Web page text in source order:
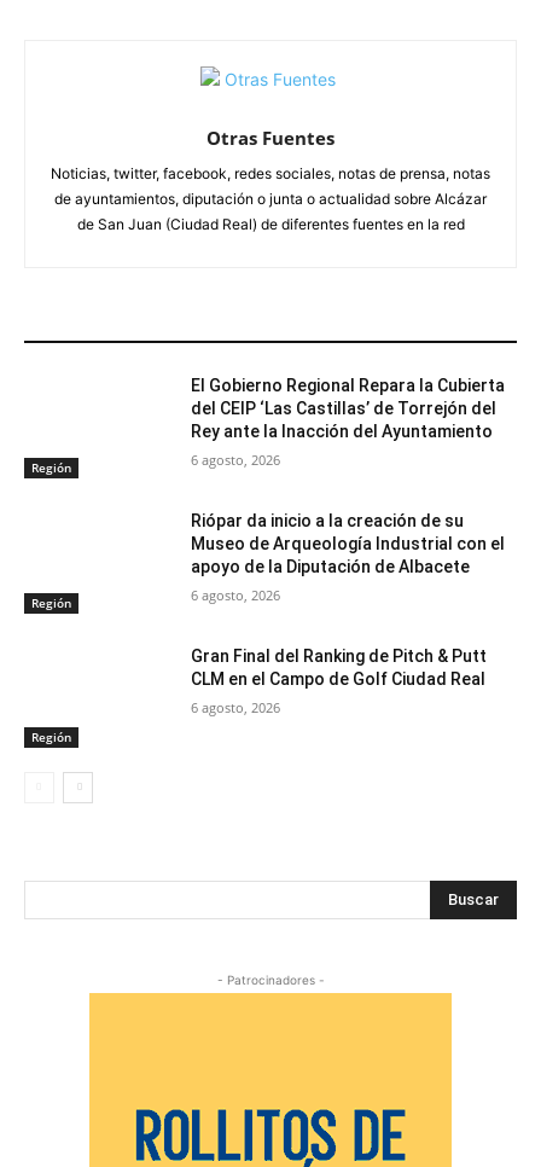
Otras Fuentes
Noticias, twitter, facebook, redes sociales, notas de prensa, notas
de ayuntamientos, diputación o junta o actualidad sobre Alcázar
de San Juan (Ciudad Real) de diferentes fuentes en la red
Región
El Gobierno Regional Repara la Cubierta
del CEIP ‘Las Castillas’ de Torrejón del
Rey ante la Inacción del Ayuntamiento
6 agosto, 2026
Región
Riópar da inicio a la creación de su
Museo de Arqueología Industrial con el
apoyo de la Diputación de Albacete
6 agosto, 2026
Región
Gran Final del Ranking de Pitch & Putt
CLM en el Campo de Golf Ciudad Real
6 agosto, 2026
Buscar
- Patrocinadores -